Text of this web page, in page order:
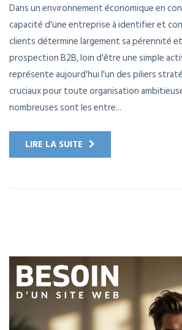
Dans un environnement économique en
capacité d'une entreprise à identifier et
clients détermine largement sa pérennité et
prospection B2B, loin d'être une simple
représente aujourd'hui l'un des piliers
cruciaux pour toute organisation
nombreuses sont les entre...
LIRE LA SUITE